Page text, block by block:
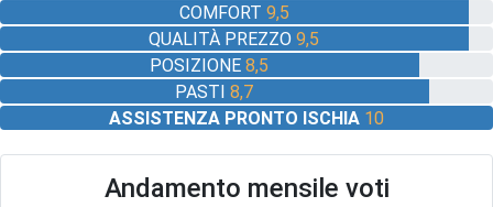
COMFORT 9,5
QUALITÀ PREZZO9,5
POSIZIONE8,5
PASTI8,7
ASSISTENZA PRONTO ISCHIA 10
Andamento mensile voti